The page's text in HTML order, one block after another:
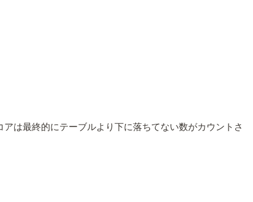
は最終的にテーブルより下に落ちてない数がカウントさ